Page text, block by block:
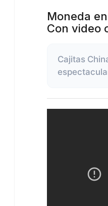
Moneda
Con video
Cajitas